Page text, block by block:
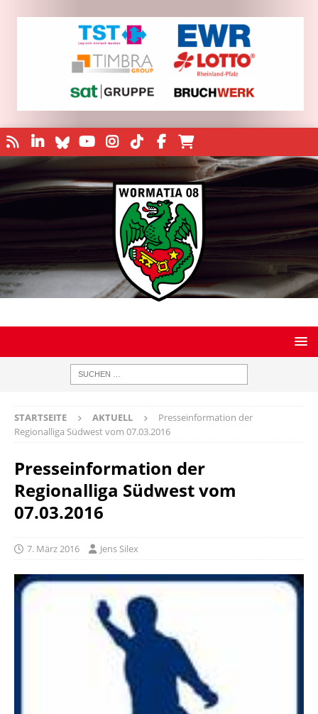
STARTSEITE AKTUELL
Presseinformation der
Regionalliga Südwest vom 07.03.2016
Presseinformation der
Regionalliga Südwest vom
07.03.2016
7. März 2016 Jens Silex